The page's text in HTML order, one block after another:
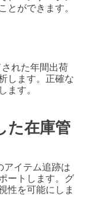
ができます。
れた年間出荷
します。正確な
す。
た在庫管
アイテム追跡は
ートします。グ
性を可能にしま